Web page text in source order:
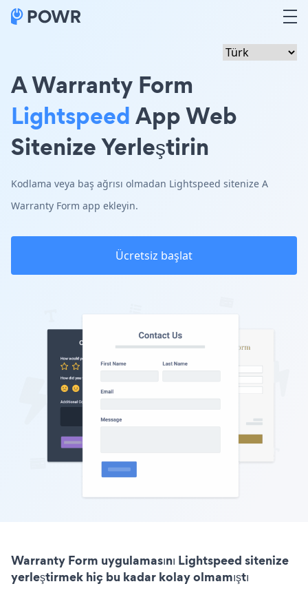
A Warranty Form
LightspeedApp Web
Sitenize Yerleştirin
Kodlama veya baş ağrısı olmadan Lightspeed sitenize A
Warranty Form app ekleyin.
Ücretsiz başlat
Warranty Form uygulamasını Lightspeed sitenize
yerleştirmek hiç bu kadar kolay olmamıştı